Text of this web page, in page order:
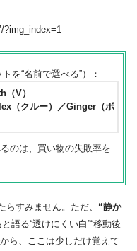
?img_index=1
を“名前で選べる”）：
V）
（クルー）／Ginger（ボ
のは、買い物の失敗率を
らすみません。ただ、 “静か
語る“透けにくい白”“移動後
ら、ここは少しだけ覚えて